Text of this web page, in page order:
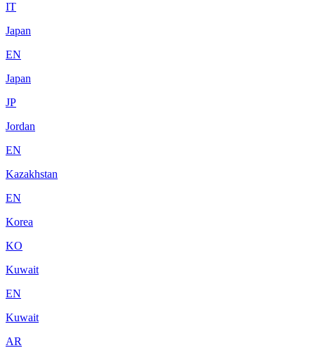
IT
Japan
EN
Japan
JP
Jordan
EN
Kazakhstan
EN
Korea
KO
Kuwait
EN
Kuwait
AR